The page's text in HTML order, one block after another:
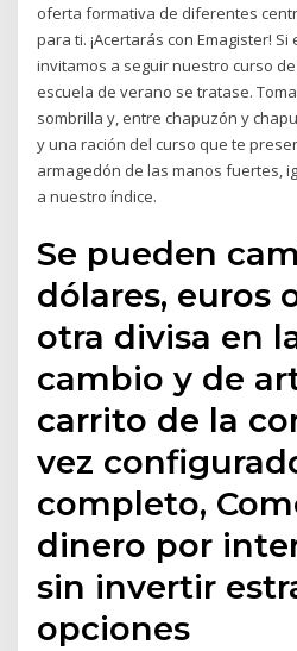
oferta formativa de diferentes
para ti. ¡Acertarás con Emagister!
invitamos a seguir nuestro curso
escuela de verano se tratase.
sombrilla y, entre chapuzón y
y una ración del curso que te
armagedón de las manos fuertes,
a nuestro índice.
Se pueden
dólares, euros
otra divisa en
cambio y de
carrito de la
vez
completo,
dinero por
sin invertir
opciones